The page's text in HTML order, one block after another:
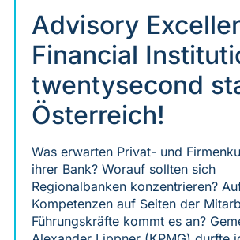
Advisory
Financial
twentysecond
Österreich!
Was erwarten Privat- und
ihrer Bank? Worauf sollten sich
Regionalbanken konzentrieren?
Kompetenzen auf Seiten der
Führungskräfte kommt es an?